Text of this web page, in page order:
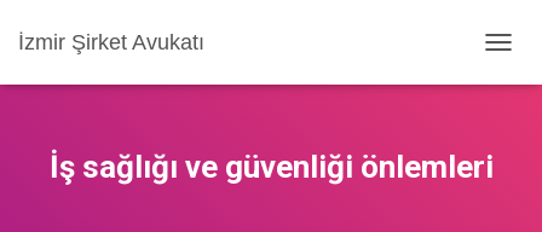
İzmir Şirket Avukatı
AÇ/
İş sağlığı ve güvenliği önlemleri